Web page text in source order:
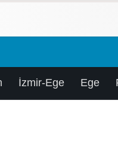
İzmir-Ege Ege